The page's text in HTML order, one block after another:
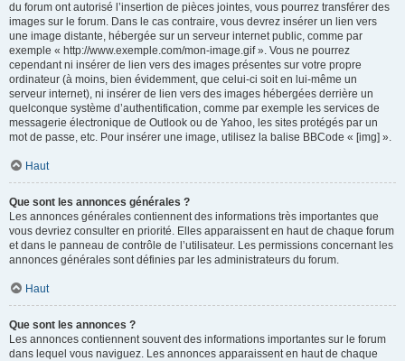
du forum ont autorisé l’insertion de pièces jointes, vous pourrez transférer des
images sur le forum. Dans le cas contraire, vous devrez insérer un lien vers
une image distante, hébergée sur un serveur internet public, comme par
exemple « http://www.exemple.com/mon-image.gif ». Vous ne pourrez
cependant ni insérer de lien vers des images présentes sur votre propre
ordinateur (à moins, bien évidemment, que celui-ci soit en lui-même un
serveur internet), ni insérer de lien vers des images hébergées derrière un
quelconque système d’authentification, comme par exemple les services de
messagerie électronique de Outlook ou de Yahoo, les sites protégés par un
mot de passe, etc. Pour insérer une image, utilisez la balise BBCode « [img] ».
Haut
Que sont les annonces générales ?
Les annonces générales contiennent des informations très importantes que
vous devriez consulter en priorité. Elles apparaissent en haut de chaque forum
et dans le panneau de contrôle de l’utilisateur. Les permissions concernant les
annonces générales sont définies par les administrateurs du forum.
Haut
Que sont les annonces ?
Les annonces contiennent souvent des informations importantes sur le forum
dans lequel vous naviguez. Les annonces apparaissent en haut de chaque